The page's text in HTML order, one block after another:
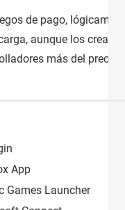
de pago,
aunque los
más del precio
App
Games Launcher